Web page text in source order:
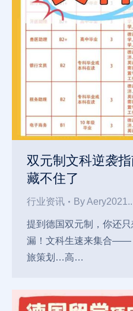
双元制文科逆袭
藏不住了
行业资讯 ByAery2021..
提到德国双元制，你还
漏！文科生速来集合——
旅策划…高…